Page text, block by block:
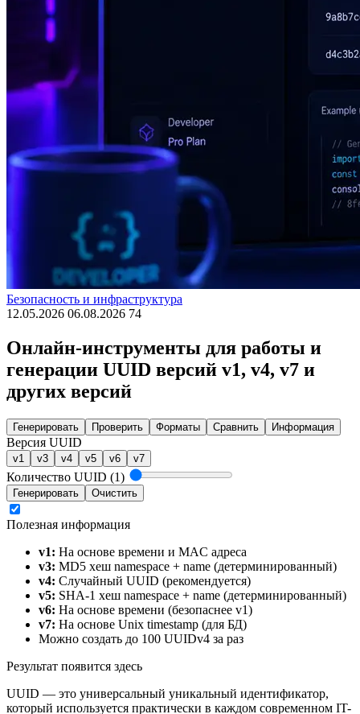
Безопасность и инфраструктура
12.05.2026 06.08.2026 74
Онлайн-инструменты для работы и
генерации UUID версий v1, v4, v7 и
других версий
Генерировать Проверить Форматы Сравнить Информация
Версия UUID
v1 v3 v4 v5 v6 v7
Количество UUID (1)
Генерировать Очистить
Полезная информация
v1: На основе времени и MAC адреса
v3: MD5 хеш namespace + name (детерминированный)
v4: Случайный UUID (рекомендуется)
v5: SHA-1 хеш namespace + name (детерминированный)
v6: На основе времени (безопаснее v1)
v7: На основе Unix timestamp (для БД)
Можно создать до 100 UUIDv4 за раз
Результат появится здесь
UUID — это универсальный уникальный идентификатор,
который используется практически в каждом современном IT-